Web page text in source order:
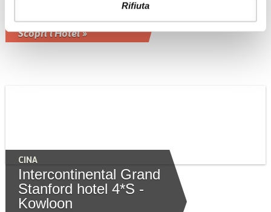
Rifiuta
L'intento è di fondere l'esperienza di
Scopri l'Hotel »
CINA
Intercontinental Grand
Stanford hotel 4*S -
Kowloon